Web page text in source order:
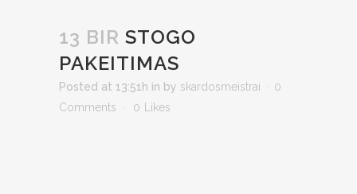
13 BIR STOGO
PAKEITIMAS
Posted at 13:51h in by skardosmeistrai
0
Comments
0 Likes